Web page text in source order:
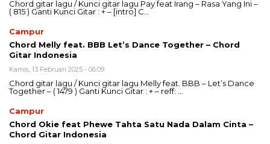
Chord gitar lagu / Kunci gitar lagu Pay feat Irang – Rasa Yang Ini –
( 815 ) Ganti Kunci Gitar : + – [intro] C…
Campur
Chord Melly feat. BBB Let’s Dance Together – Chord
Gitar Indonesia
Kamis, 13 Februari 2025 - 06:09
Chord gitar lagu / Kunci gitar lagu Melly feat. BBB – Let’s Dance
Together – ( 1479 ) Ganti Kunci Gitar : + – reff: …
Campur
Chord Okie feat Phewe Tahta Satu Nada Dalam Cinta –
Chord Gitar Indonesia